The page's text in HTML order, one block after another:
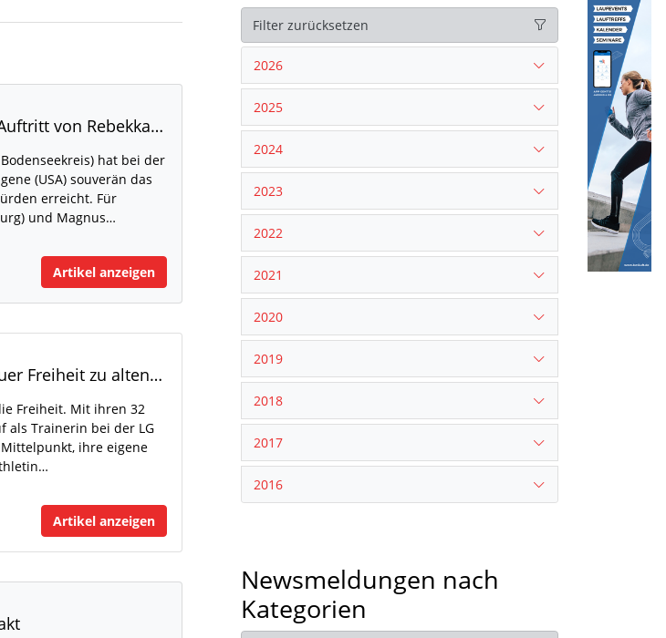
Eugene Tag 2: Starker Auftritt von Rebekka Feirle bei der U20-WM
hat bei der
(USA) souverän das
erreicht. Für
und Magnus…
Artikel anzeigen
Anjuli Knäsche: Mit neuer Freiheit zu alten Höhen
Freiheit. Mit ihren 32
als Trainerin bei der LG
ihre eigene
Artikel anzeigen
Filter zurücksetzen
2026
2025
2024
2023
2022
2021
2020
2019
2018
2017
2016
Newsmeldungen nach
Kategorien